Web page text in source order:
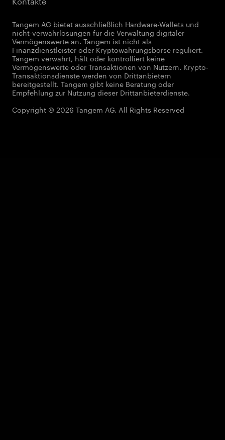
Tangem AG bietet ausschließlich Hardware-Wallets und
nicht-verwahrlösungen für die Verwaltung digitaler
Vermögenswerte an. Tangem ist nicht als
Finanzdienstleister oder Kryptowährungsbörse reguliert.
Tangem verwahrt, hält oder kontrolliert keine
Vermögenswerte oder Transaktionen von Nutzern. Krypto-
Transaktionsdienste werden von Drittanbietern
bereitgestellt. Tangem gibt keine Beratung oder
Empfehlung zur Nutzung dieser Drittanbieterdienste.